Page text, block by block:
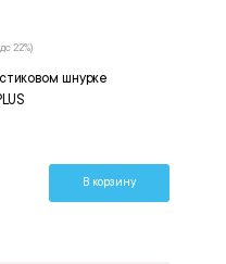
шнурке
22%)
В корзину